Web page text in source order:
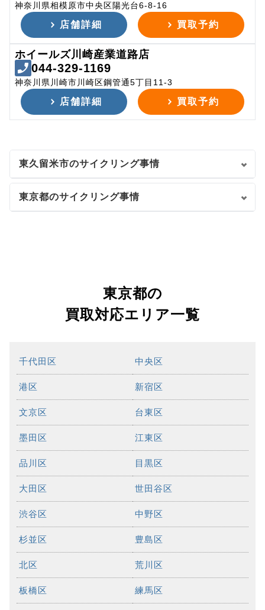
神奈川県相模原市中央区陽光台6-8-16
店舗詳細 買取予約
ホイールズ川崎産業道路店
044-329-1169
神奈川県川崎市川崎区鋼管通5丁目11-3
店舗詳細 買取予約
東久留米市のサイクリング事情
東京都のサイクリング事情
東京都の
買取対応エリア一覧
千代田区 中央区
港区 新宿区
文京区 台東区
墨田区 江東区
品川区 目黒区
大田区 世田谷区
渋谷区 中野区
杉並区 豊島区
北区 荒川区
板橋区 練馬区